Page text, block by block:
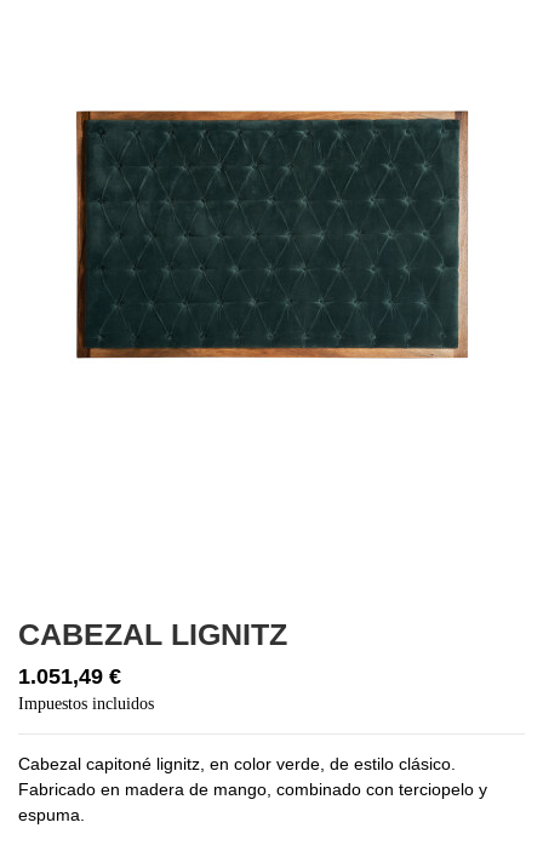
CABEZAL LIGNITZ
1.051,49 €
Impuestos incluidos
Cabezal capitoné lignitz, en color verde, de estilo clásico.
Fabricado en madera de mango, combinado con terciopelo y
espuma.